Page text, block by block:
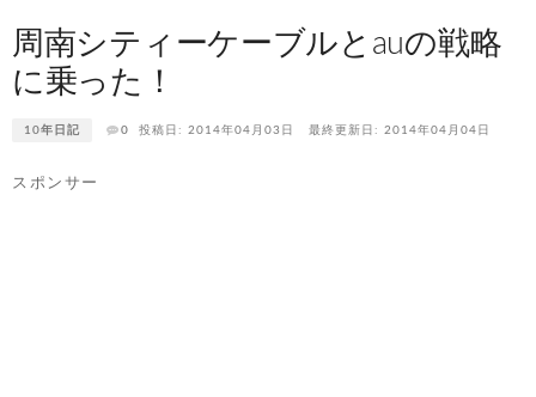
周南シティーケーブルとauの戦略
に乗った！
10年日記 0 投稿日: 2014年04月03日 最終更新日: 2014年04月04日
スポンサー